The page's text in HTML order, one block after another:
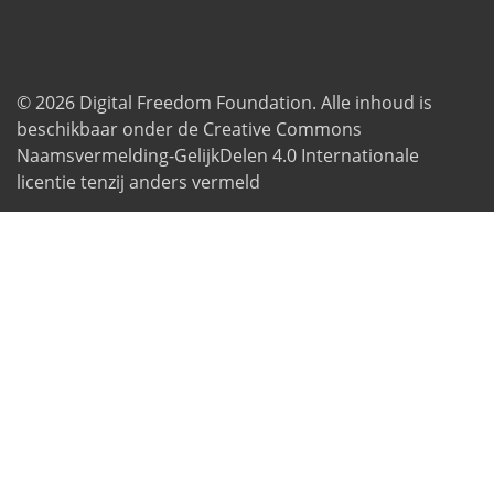
© 2026 Digital Freedom Foundation. Alle inhoud is
beschikbaar onder de Creative Commons
Naamsvermelding-GelijkDelen 4.0 Internationale
licentie tenzij anders vermeld